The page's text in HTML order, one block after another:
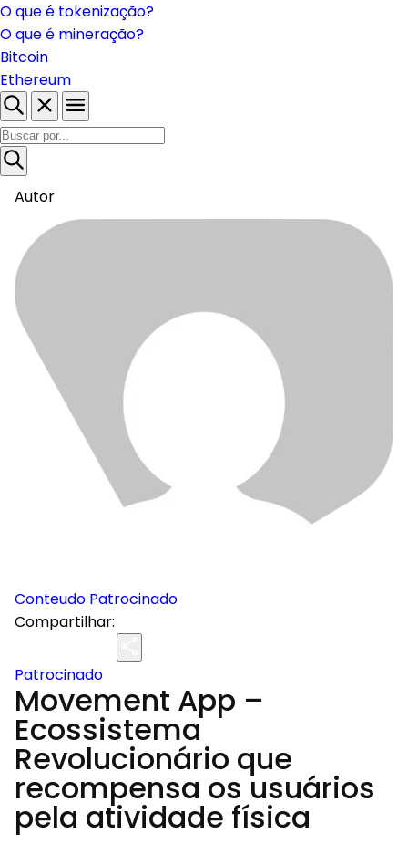
O que é tokenização?
O que é mineração?
Bitcoin
Ethereum
Autor
Conteudo Patrocinado
Compartilhar:
Patrocinado
Movement App –
Ecossistema
Revolucionário que
recompensa os usuários
pela atividade física